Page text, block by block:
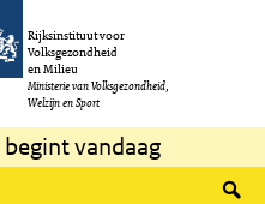
Rijksinstituut voor
Volksgezondheid
en Milieu
Ministerie van Volksgezondheid,
Welzijn en Sport
begint vandaag